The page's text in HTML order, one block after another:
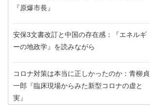
『原爆市長』
安保3文書改訂と中国の存在感：『エネルギ
ーの地政学』を読みながら
コロナ対策は本当に正しかったのか：青柳貞
一郎『臨床現場からみた新型コロナの虚と
実』